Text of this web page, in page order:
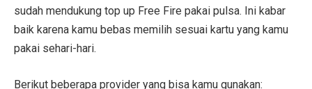
sudah mendukung top up Free Fire pakai pulsa. Ini kabar
baik karena kamu bebas memilih sesuai kartu yang kamu
pakai sehari-hari.
Berikut beberapa provider yang bisa kamu gunakan: